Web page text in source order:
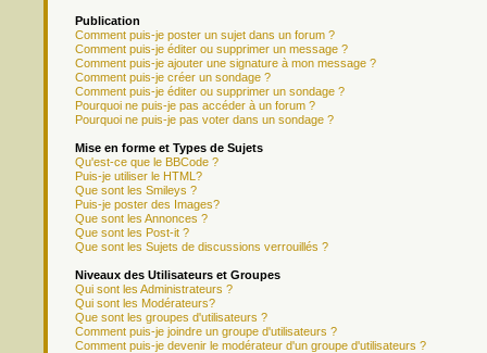
Publication
Comment puis-je poster un sujet dans un forum ?
Comment puis-je éditer ou supprimer un message ?
Comment puis-je ajouter une signature à mon message ?
Comment puis-je créer un sondage ?
Comment puis-je éditer ou supprimer un sondage ?
Pourquoi ne puis-je pas accéder à un forum ?
Pourquoi ne puis-je pas voter dans un sondage ?
Mise en forme et Types de Sujets
Qu'est-ce que le BBCode ?
Puis-je utiliser le HTML?
Que sont les Smileys ?
Puis-je poster des Images?
Que sont les Annonces ?
Que sont les Post-it ?
Que sont les Sujets de discussions verrouillés ?
Niveaux des Utilisateurs et Groupes
Qui sont les Administrateurs ?
Qui sont les Modérateurs?
Que sont les groupes d'utilisateurs ?
Comment puis-je joindre un groupe d'utilisateurs ?
Comment puis-je devenir le modérateur d'un groupe d'utilisateurs ?